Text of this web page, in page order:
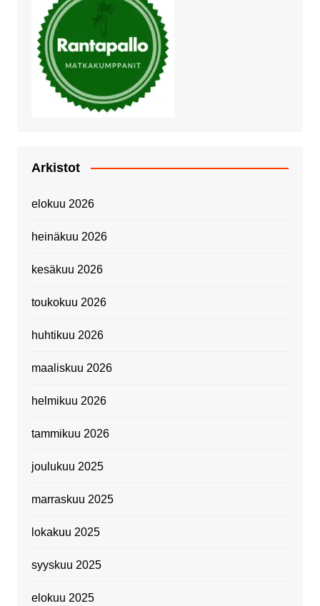
Arkistot
elokuu 2026
heinäkuu 2026
kesäkuu 2026
toukokuu 2026
huhtikuu 2026
maaliskuu 2026
helmikuu 2026
tammikuu 2026
joulukuu 2025
marraskuu 2025
lokakuu 2025
syyskuu 2025
elokuu 2025